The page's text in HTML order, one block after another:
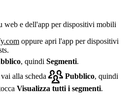
web e dell'app per dispositivi mobili
oppure apri l'app per dispositivi
, quindi Segmenti.
alla scheda
Pubblico, quindi
Visualizza tutti i segmenti.